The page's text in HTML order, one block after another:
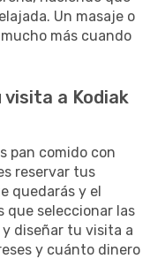
Un masaje o
más cuando
a Kodiak
pan comido con
reservar tus
quedarás y el
que seleccionar las
diseñar tu visita a
y cuánto dinero